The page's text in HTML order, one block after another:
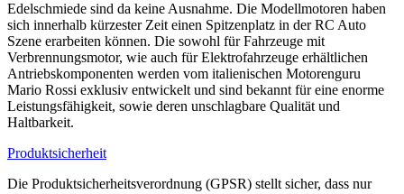
Edelschmiede sind da keine Ausnahme. Die Modellmotoren haben
sich innerhalb kürzester Zeit einen Spitzenplatz in der RC Auto
Szene erarbeiten können. Die sowohl für Fahrzeuge mit
Verbrennungsmotor, wie auch für Elektrofahrzeuge erhältlichen
Antriebskomponenten werden vom italienischen Motorenguru
Mario Rossi exklusiv entwickelt und sind bekannt für eine enorme
Leistungsfähigkeit, sowie deren unschlagbare Qualität und
Haltbarkeit.
Produktsicherheit
Die Produktsicherheitsverordnung (GPSR) stellt sicher, dass nur